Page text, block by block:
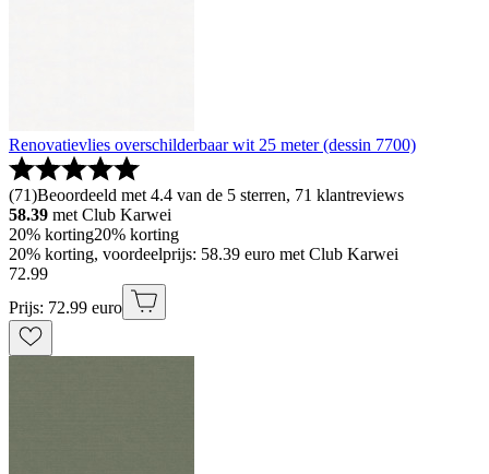
Renovatievlies overschilderbaar wit 25 meter (dessin 7700)
(71)Beoordeeld met 4.4 van de 5 sterren, 71 klantreviews
58.39 met Club Karwei
20% korting20% korting
20% korting, voordeelprijs: 58.39 euro met Club Karwei
72.99
Prijs: 72.99 euro